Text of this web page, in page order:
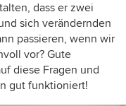
dass er zwei
sich verändernden
passieren, wenn wir
vor? Gute
diese Fragen und
gut funktioniert!